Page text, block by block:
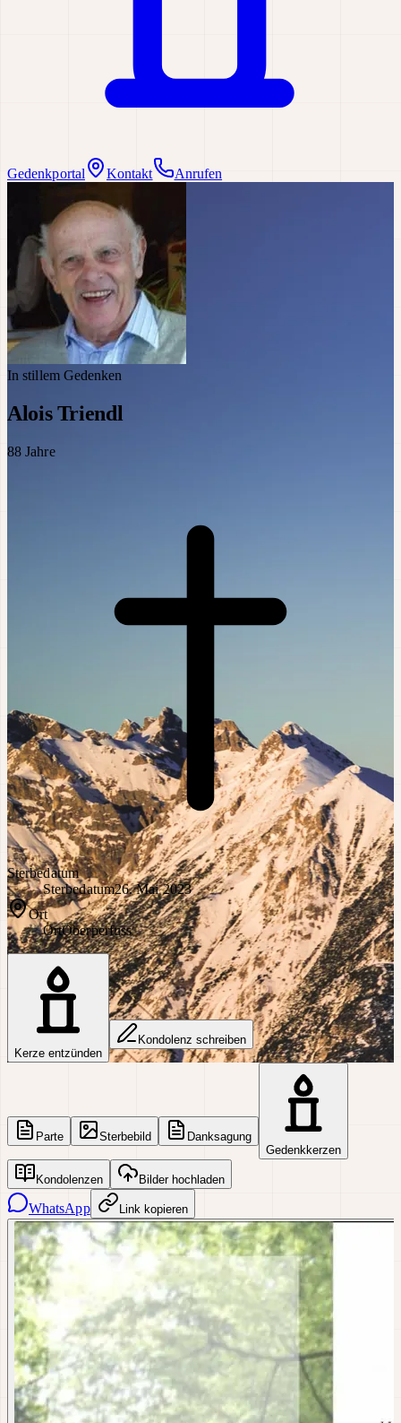
Gedenkportal Kontakt Anrufen
In stillem Gedenken
Alois Triendl
88 Jahre
Sterbedatum
Sterbedatum26. Mai 2023
Ort
OrtOberperfuss
Kerze entzünden
Kondolenz schreiben
Parte Sterbebild
Danksagung
Gedenkkerzen
Kondolenzen Bilder hochladen
WhatsApp Link kopieren